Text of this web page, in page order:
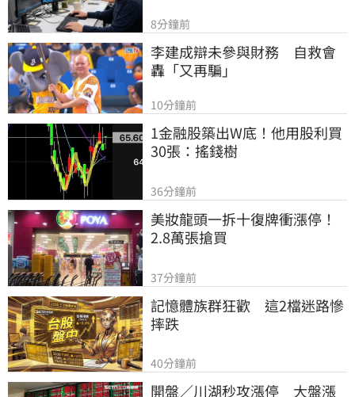
8分鐘前
李建成辯未參與財務　自救會
轟「又再騙」
10分鐘前
1金融股築出W底！他用股利買
30張：搖錢樹
36分鐘前
美妝龍頭一拆十復牌衝漲停！
2.8萬張搶買
37分鐘前
記憶體族群狂歡　這2檔迷路慘
摔跌
40分鐘前
開盤／川湖秒攻漲停　大盤漲